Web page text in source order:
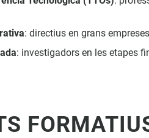
: directius en grans
: investigadors en les etapes